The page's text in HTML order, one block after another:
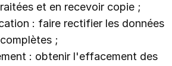
et en recevoir copie ;
: faire rectifier les données
;
: obtenir l'effacement des